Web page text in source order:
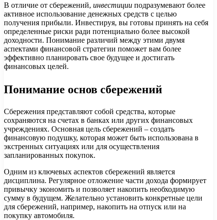
В отличие от сбережений, инвестиции подразумевают более
активное использование денежных средств с целью
получения прибыли. Инвестируя, вы готовы принять на себя
определенные риски ради потенциально более высокой
доходности. Понимание различий между этими двумя
аспектами финансовой стратегии поможет вам более
эффективно планировать свое будущее и достигать
финансовых целей.
Понимание основ сбережений
Сбережения представляют собой средства, которые
сохраняются на счетах в банках или других финансовых
учреждениях. Основная цель сбережений – создать
финансовую подушку, которая может быть использована в
экстренных ситуациях или для осуществления
запланированных покупок.
Одним из ключевых аспектов сбережений является
дисциплина. Регулярное отложение части дохода формирует
привычку экономить и позволяет накопить необходимую
сумму в будущем. Желательно установить конкретные цели
для сбережений, например, накопить на отпуск или на
покупку автомобиля.